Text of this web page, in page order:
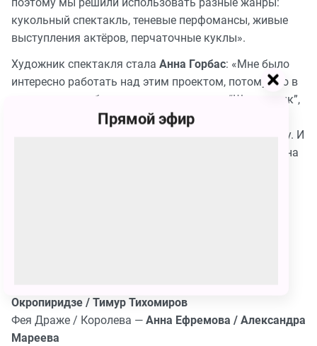
поэтому мы решили использовать разные жанры:
кукольный спектакль, теневые перфомансы, живые
выступления актёров, перчаточные куклы».
Художник спектакля стала Анна Горбас: «Мне было
интересно работать над этим проектом, потому что в
детстве у меня было множество книжек “Щелкунчик”,
которыми я вдохновлялась. Все они были с
красивыми иллюстрациями, но сделаны по-разному. И
сценография этого спектакля родилась во многом на
Окропиридзе / Тимур Тихомиров
Фея Драже / Королева — Анна Ефремова / Александра
Мареева
Прямой эфир